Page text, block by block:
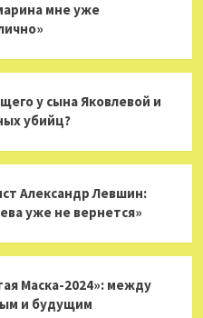
мне уже
у сына Яковлевой и
убийц?
Александр Левшин:
уже не вернется»
Маска-2024»: между
и будущим